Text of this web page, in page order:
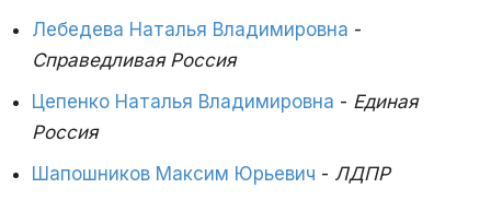
Лебедева Наталья Владимировна -
Справедливая Россия
Цепенко Наталья Владимировна - Единая
Россия
Шапошников Максим Юрьевич - ЛДПР